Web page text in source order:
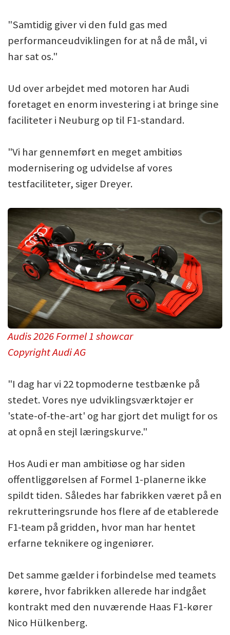
"Samtidig giver vi den fuld gas med
performanceudviklingen for at nå de mål, vi
har sat os."
Ud over arbejdet med motoren har Audi
foretaget en enorm investering i at bringe sine
faciliteter i Neuburg op til F1-standard.
"Vi har gennemført en meget ambitiøs
modernisering og udvidelse af vores
testfaciliteter, siger Dreyer.
Audis 2026 Formel 1 showcar
Copyright Audi AG
"I dag har vi 22 topmoderne testbænke på
stedet. Vores nye udviklingsværktøjer er
'state-of-the-art' og har gjort det muligt for os
at opnå en stejl læringskurve."
Hos Audi er man ambitiøse og har siden
offentliggørelsen af Formel 1-planerne ikke
spildt tiden. Således har fabrikken været på en
rekrutteringsrunde hos flere af de etablerede
F1-team på gridden, hvor man har hentet
erfarne teknikere og ingeniører.
Det samme gælder i forbindelse med teamets
kørere, hvor fabrikken allerede har indgået
kontrakt med den nuværende Haas F1-kører
Nico Hülkenberg.